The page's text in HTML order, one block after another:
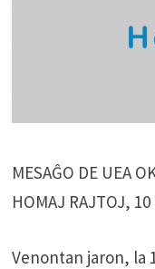
MESAĜO DE UEA
HOMAJ RAJTOJ,
Venontan jaron, la